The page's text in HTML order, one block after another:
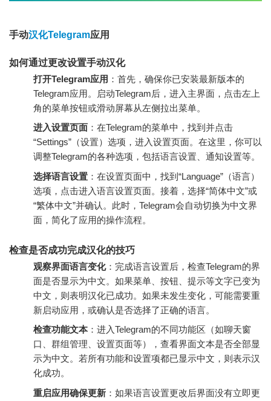
手动汉化Telegram应用
如何通过更改设置手动汉化
打开Telegram应用 ：首先，确保你已安装最新版本的
Telegram应用。启动Telegram后，进入主界面，点击左上
角的菜单按钮或滑动屏幕从左侧拉出菜单。
进入设置页面 ：在Telegram的菜单中，找到并点击
“Settings”（设置）选项，进入设置页面。在这里，你可以
调整Telegram的各种选项，包括语言设置、通知设置等。
选择语言设置 ：在设置页面中，找到“Language”（语言）
选项，点击进入语言设置页面。接着，选择“简体中文”或
“繁体中文”并确认。此时，Telegram会自动切换为中文界
面，简化了应用的操作流程。
检查是否成功完成汉化的技巧
观察界面语言变化：完成语言设置后，检查Telegram的界
面是否显示为中文。如果菜单、按钮、提示等文字已变为
中文，则表明汉化已成功。如果未发生变化，可能需要重
新启动应用，或确认是否选择了正确的语言。
检查功能文本：进入Telegram的不同功能区（如聊天窗
口、群组管理、设置页面等），查看界面文本是否全部显
示为中文。若所有功能和设置项都已显示中文，则表示汉
化成功。
重启应用确保更新 ：如果语言设置更改后界面没有立即更